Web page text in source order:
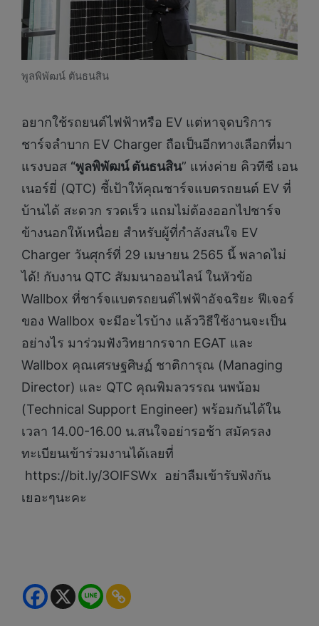
พูลพิพัฒน์ ตันธนสิน
อยากใช้รถยนต์ไฟฟ้าหรือ EV แต่หาจุดบริการ
ชาร์จลำบาก EV Charger ถือเป็นอีกทางเลือกที่มา
แรงบอส “พูลพิพัฒน์ ตันธนสิน” แห่งค่าย คิวทีซี เอน
เนอร์ยี่ (QTC) ชี้เป้าให้คุณชาร์จแบตรถยนต์ EV ที่
บ้านได้ สะดวก รวดเร็ว แถมไม่ต้องออกไปชาร์จ
ข้างนอกให้เหนื่อย สำหรับผู้ที่กำลังสนใจ EV
Charger วันศุกร์ที่ 29 เมษายน 2565 นี้ พลาดไม่
ได้! กับงาน QTC สัมมนาออนไลน์ ในหัวข้อ
Wallbox ที่ชาร์จแบตรถยนต์ไฟฟ้าอัจฉริยะ ฟีเจอร์
ของ Wallbox จะมีอะไรบ้าง แล้ววิธีใช้งานจะเป็น
อย่างไร มาร่วมฟังวิทยากรจาก EGAT และ
Wallbox คุณเศรษฐศิษฏ์ ชาติการุณ (Managing
Director) และ QTC คุณพิมลวรรณ นพน้อม
(Technical Support Engineer) พร้อมกันได้ใน
เวลา 14.00-16.00 น.สนใจอย่ารอช้า สมัครลง
ทะเบียนเข้าร่วมงานได้เลยที่
https://bit.ly/3OlFSWx อย่าลืมเข้ารับฟังกัน
เยอะๆนะคะ